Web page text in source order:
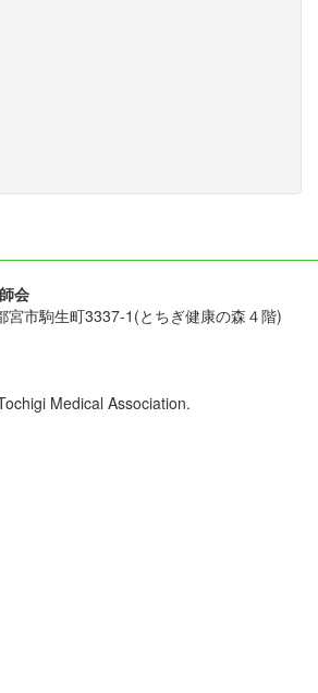
会
宮市駒生町3337-1(とちぎ健康の森４階)
Medical Association.